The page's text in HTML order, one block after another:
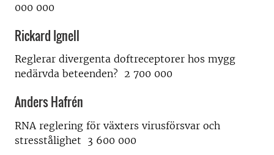
000 000
Rickard Ignell
Reglerar divergenta doftreceptorer hos mygg
nedärvda beteenden? 2 700 000
Anders Hafrén
RNA reglering för växters virusförsvar och
stresstålighet 3 600 000